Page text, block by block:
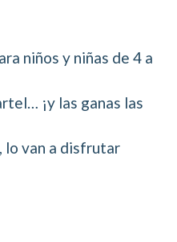
niños y niñas de 4 a
¡y las ganas las
lo van a disfrutar